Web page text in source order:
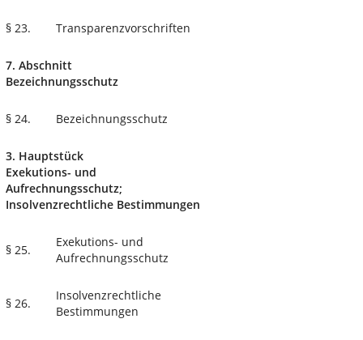
§ 23. Transparenzvorschriften
7. Abschnitt
Bezeichnungsschutz
§ 24. Bezeichnungsschutz
3. Hauptstück
Exekutions- und
Aufrechnungsschutz;
Insolvenzrechtliche Bestimmungen
§ 25.
Exekutions- und
Aufrechnungsschutz
§ 26.
Insolvenzrechtliche
Bestimmungen